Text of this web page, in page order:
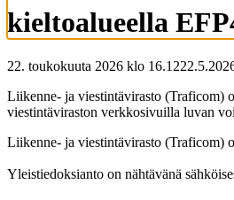
kieltoalueella
22. toukokuuta 2026 klo 16.12
Liikenne- ja viestintävirasto (Traficom)
viestintäviraston verkkosivuilla luvan
Liikenne- ja viestintävirasto (Traficom)
Yleistiedoksianto on nähtävänä